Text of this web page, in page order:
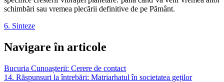
schimbări sau vremea plecării definitive de pe Pământ.
6. Sinteze
Navigare în articole
Bucuria Cunoașterii: Cerere de contact
14. Răspunsuri la întrebări: Matriarhatul în societatea geților